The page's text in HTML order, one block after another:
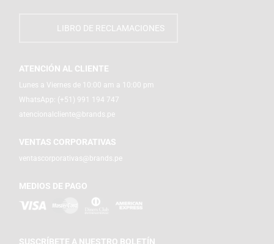
LIBRO DE RECLAMACIONES
ATENCIÓN AL CLIENTE
Lunes a Viernes de 10:00 am a 10:00 pm
WhatsApp: (+51) 991 194 747
atencionalcliente@brands.pe
VENTAS CORPORATIVAS
ventascorporativas@brands.pe
MEDIOS DE PAGO
SUSCRÍBETE A NUESTRO BOLETÍN